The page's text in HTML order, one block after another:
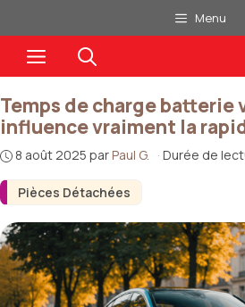
au
contenu
Menu
Menu
Pièces Détachées
Temps de charge batterie
influence vraiment la
8 août 2025 parPaul G. · Durée de